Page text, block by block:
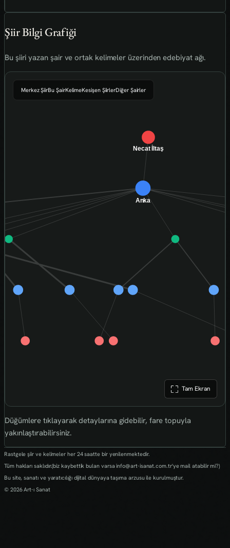
Şiir Bilgi Grafiği
Bu şiiri yazan şair ve ortak kelimeler üzerinden edebiyat ağı.
Tam Ekran
Merkez ŞiirBu ŞairKelimeKesişen ŞiirlerDiğer Şairler
Düğümlere tıklayarak detaylarına gidebilir, fare topuyla
yakınlaştırabilirsiniz.
Rastgele şiir ve kelimeler her 24 saatte bir yenilenmektedir.
Tüm hakları saklıdır.(biz kaybettik bulan varsa info@art-isanat.com.tr'ye mail atabilir mi?)
Bu site, sanatı ve yaratıcılığı dijital dünyaya taşıma arzusu ile kurulmuştur.
© 2026 Art-ı Sanat